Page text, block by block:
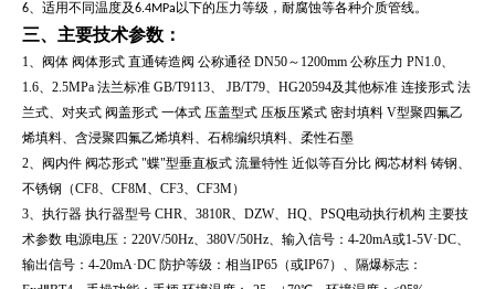
6、适用不同温度及6.4MPa以下的压力等级，耐腐蚀等各种介质管线。
三、主要技术参数：
1、阀体 阀体形式 直通铸造阀 公称通径 DN50～1200mm 公称压力 PN1.0、
1.6、2.5MPa 法兰标准 GB/T9113、 JB/T79、HG20594及其他标准 连接形式 法
兰式、对夹式 阀盖形式 一体式 压盖型式 压板压紧式 密封填料 V型聚四氟乙
烯填料、含浸聚四氟乙烯填料、石棉编织填料、柔性石墨
2、阀内件 阀芯形式 "蝶"型垂直板式 流量特性 近似等百分比 阀芯材料 铸钢、
不锈钢（CF8、CF8M、CF3、CF3M）
3、执行器 执行器型号 CHR、3810R、DZW、HQ、PSQ电动执行机构 主要技
术参数 电源电压：220V/50Hz、380V/50Hz、输入信号：4-20mA或1-5V·DC、
输出信号：4-20mA·DC 防护等级：相当IP65（或IP67）、隔爆标志：